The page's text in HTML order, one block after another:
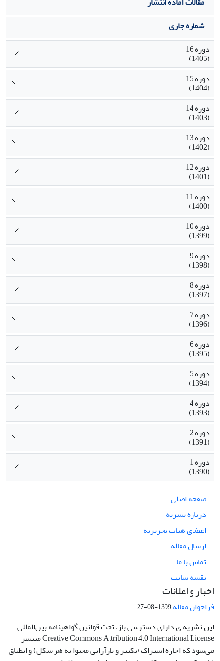
شماره جاری
دوره 16
(1405)
دوره 15
(1404)
دوره 14
(1403)
دوره 13
(1402)
دوره 12
(1401)
دوره 11
(1400)
دوره 10
(1399)
دوره 9
(1398)
دوره 8
(1397)
دوره 7
(1396)
دوره 6
(1395)
دوره 5
(1394)
دوره 4
(1393)
دوره 2
(1391)
دوره 1
(1390)
صفحه اصلی
درباره نشریه
اعضای هیات تحریریه
ارسال مقاله
تماس با ما
نقشه سایت
اخبار و اعلانات
فراخوان مقاله1399-08-27
این نشریه ی دارای دسترسی باز، تحت قوانین گواهینامه بین‌المللی
Creative Commons Attribution 4.0 International License منتشر
می‌شود که اجازه اشتراک (تکثیر و بازآرایی محتوا به هر شکل) و انطباق